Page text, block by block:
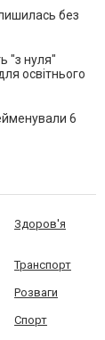
без
"з нуля"
освітнього
6
Здоров'я
Транспорт
Розваги
Спорт